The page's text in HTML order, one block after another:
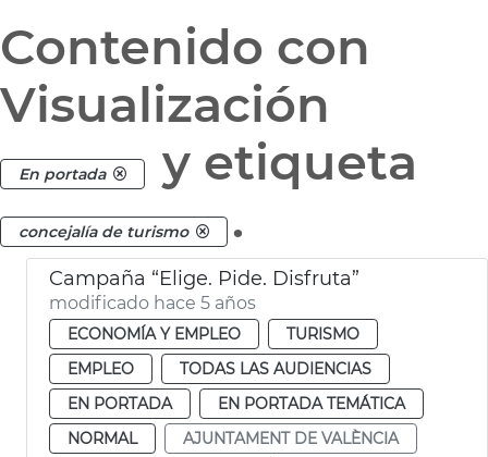
Contenido con
Visualización
En portada y etiqueta
concejalía de turismo .
Campaña “Elige. Pide. Disfruta”
modificado hace 5 años
ECONOMÍA Y EMPLEO
TURISMO
EMPLEO
TODAS LAS AUDIENCIAS
EN PORTADA
EN PORTADA TEMÁTICA
NORMAL
AJUNTAMENT DE VALÈNCIA